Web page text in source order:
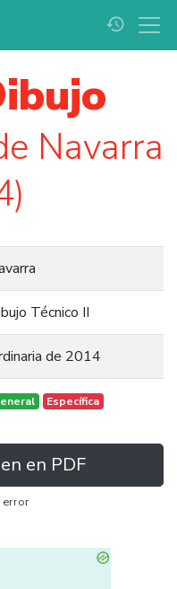
history
Navarra
Técnico II
de 2014
Específica
en PDF
error